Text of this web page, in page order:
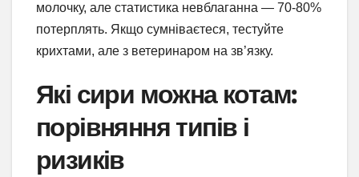
молочку, але статистика невблаганна — 70-80%
потерплять. Якщо сумніваєтеся, тестуйте
крихтами, але з ветеринаром на зв’язку.
Які сири можна котам:
порівняння типів і
ризиків